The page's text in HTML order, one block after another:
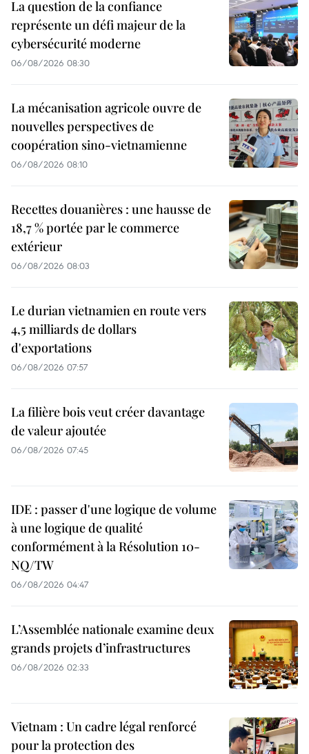
La question de la confiance
représente un défi majeur de la
cybersécurité moderne
06/08/2026 08:30
La mécanisation agricole ouvre de
nouvelles perspectives de
coopération sino-vietnamienne
06/08/2026 08:10
Recettes douanières : une hausse de
18,7 % portée par le commerce
extérieur
06/08/2026 08:03
Le durian vietnamien en route vers
4,5 milliards de dollars
d'exportations
06/08/2026 07:57
La filière bois veut créer davantage
de valeur ajoutée
06/08/2026 07:45
IDE : passer d'une logique de volume
à une logique de qualité
conformément à la Résolution 10-
NQ/TW
06/08/2026 04:47
L’Assemblée nationale examine deux
grands projets d’infrastructures
06/08/2026 02:33
Vietnam : Un cadre légal renforcé
pour la protection des